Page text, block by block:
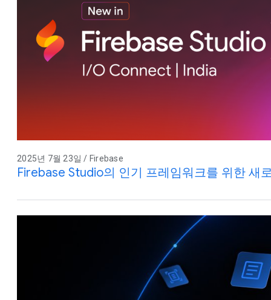
2025년 7월 23일 / Firebase
Firebase Studio의 인기 프레임워크를 위한 새